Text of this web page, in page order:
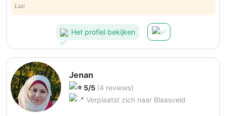
Luc
Het profiel bekijken
Jenan
5/5 (4 reviews)
Verplaatst zich naar Blaasveld